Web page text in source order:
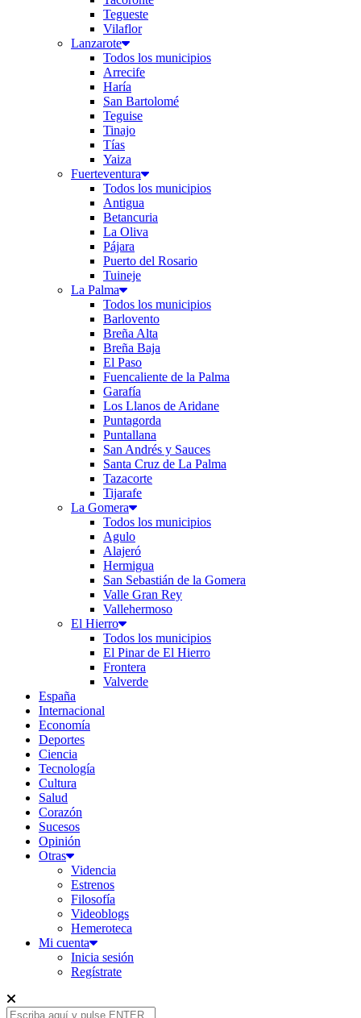
Tegueste
Vilaflor
Lanzarote
Todos los municipios
Arrecife
Haría
San Bartolomé
Teguise
Tinajo
Tías
Yaiza
Fuerteventura
Todos los municipios
Antigua
Betancuria
La Oliva
Pájara
Puerto del Rosario
Tuineje
La Palma
Todos los municipios
Barlovento
Breña Alta
Breña Baja
El Paso
Fuencaliente de la Palma
Garafía
Los Llanos de Aridane
Puntagorda
Puntallana
San Andrés y Sauces
Santa Cruz de La Palma
Tazacorte
Tijarafe
La Gomera
Todos los municipios
Agulo
Alajeró
Hermigua
San Sebastián de la Gomera
Valle Gran Rey
Vallehermoso
El Hierro
Todos los municipios
El Pinar de El Hierro
Frontera
Valverde
España
Internacional
Economía
Deportes
Ciencia
Tecnología
Cultura
Salud
Corazón
Sucesos
Opinión
Otras
Videncia
Estrenos
Filosofía
Videoblogs
Hemeroteca
Mi cuenta
Inicia sesión
Regístrate